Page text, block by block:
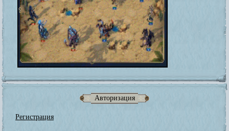
Авторизация
Регистрация